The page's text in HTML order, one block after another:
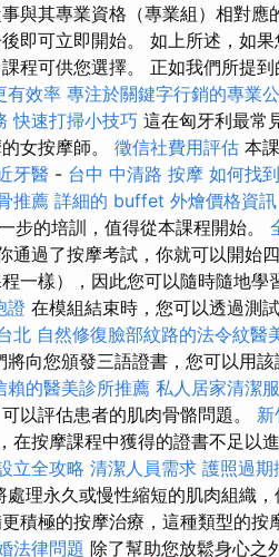
與其專業資格（專業組）相對應
即可立即開始。 如上所述，如
程可供您選擇。 正如我們所提
有效率 專注於關鍵字行銷的專業
快速打掃小技巧 這在匈牙利最常
女按摩師。 徵信社費用評估 本
牙醫 - 台中 中清路 按摩 如何找
推薦 詳細的 buffet 外燴價格資訊
步的培訓，值得從本課程開始。
通過了按摩考試，你就可以開始
一樣），因此您可以隨時隨地學
證 在模組結束時，您可以透過測
北 自然修復臉部紋路的法令紋醫
向您頒發三語證書，您可以用該
賴的醫美診所推薦 私人居家清潔
以評估患者的肌肉骨骼問題。
在按摩課程中獲得的證書不足以
立全攻略 清潔人員需求 護照過期
理永久或慢性縮短的肌肉組織，
積極的按摩治療，這種類型的按
法律問題 除了幫助您放鬆身心之